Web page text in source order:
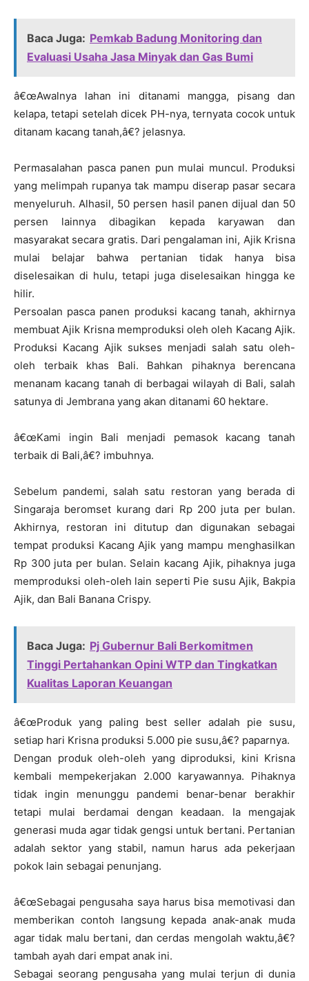
Baca Juga: Pemkab Badung Monitoring dan
Evaluasi Usaha Jasa Minyak dan Gas Bumi
â€œAwalnya lahan ini ditanami mangga, pisang dan
kelapa, tetapi setelah dicek PH-nya, ternyata cocok untuk
ditanam kacang tanah,â€? jelasnya.
Permasalahan pasca panen pun mulai muncul. Produksi
yang melimpah rupanya tak mampu diserap pasar secara
menyeluruh. Alhasil, 50 persen hasil panen dijual dan 50
persen lainnya dibagikan kepada karyawan dan
masyarakat secara gratis. Dari pengalaman ini, Ajik Krisna
mulai belajar bahwa pertanian tidak hanya bisa
diselesaikan di hulu, tetapi juga diselesaikan hingga ke
hilir.
Persoalan pasca panen produksi kacang tanah, akhirnya
membuat Ajik Krisna memproduksi oleh oleh Kacang Ajik.
Produksi Kacang Ajik sukses menjadi salah satu oleh-
oleh terbaik khas Bali. Bahkan pihaknya berencana
menanam kacang tanah di berbagai wilayah di Bali, salah
satunya di Jembrana yang akan ditanami 60 hektare.
â€œKami ingin Bali menjadi pemasok kacang tanah
terbaik di Bali,â€? imbuhnya.
Sebelum pandemi, salah satu restoran yang berada di
Singaraja beromset kurang dari Rp 200 juta per bulan.
Akhirnya, restoran ini ditutup dan digunakan sebagai
tempat produksi Kacang Ajik yang mampu menghasilkan
Rp 300 juta per bulan. Selain kacang Ajik, pihaknya juga
memproduksi oleh-oleh lain seperti Pie susu Ajik, Bakpia
Ajik, dan Bali Banana Crispy.
Baca Juga: Pj Gubernur Bali Berkomitmen
Tinggi Pertahankan Opini WTP dan Tingkatkan
Kualitas Laporan Keuangan
â€œProduk yang paling best seller adalah pie susu,
setiap hari Krisna produksi 5.000 pie susu,â€? paparnya.
Dengan produk oleh-oleh yang diproduksi, kini Krisna
kembali mempekerjakan 2.000 karyawannya. Pihaknya
tidak ingin menunggu pandemi benar-benar berakhir
tetapi mulai berdamai dengan keadaan. Ia mengajak
generasi muda agar tidak gengsi untuk bertani. Pertanian
adalah sektor yang stabil, namun harus ada pekerjaan
pokok lain sebagai penunjang.
â€œSebagai pengusaha saya harus bisa memotivasi dan
memberikan contoh langsung kepada anak-anak muda
agar tidak malu bertani, dan cerdas mengolah waktu,â€?
tambah ayah dari empat anak ini.
Sebagai seorang pengusaha yang mulai terjun di dunia